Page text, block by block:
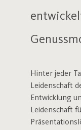
Hinter jeder
Leidenschaft
Entwicklung
Leidenschaft